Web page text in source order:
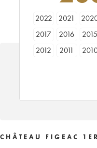
2022 2021
2017
2016 2015
2012
2011
1997
1996
CHÂTEAU FIGEAC